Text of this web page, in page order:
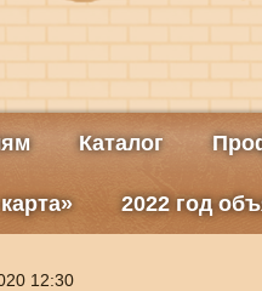
Каталог
2022 год
12:30